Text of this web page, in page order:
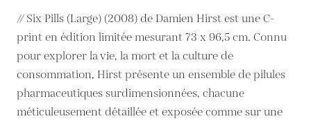
// Six Pills (Large) (2008) de Damien Hirst est une C-
print en édition limitée mesurant 73 x 96,5 cm. Connu
pour explorer la vie, la mort et la culture de
consommation, Hirst présente un ensemble de pilules
pharmaceutiques surdimensionnées, chacune
méticuleusement détaillée et exposée comme sur une